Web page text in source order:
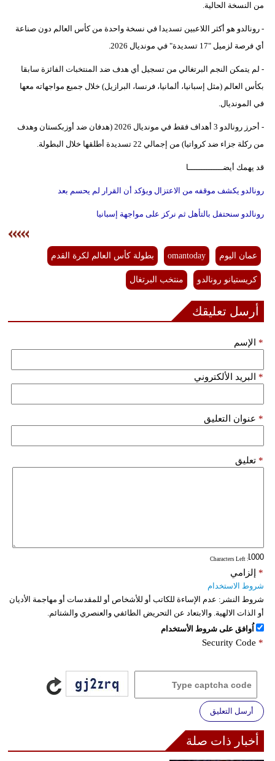
من النسخة الحالية.
- رونالدو هو أكثر اللاعبين تسديدا في نسخة واحدة من كأس العالم دون صناعة
أي فرصة لزميل "17 تسديدة" في مونديال 2026.
- لم يتمكن النجم البرتغالي من تسجيل أي هدف ضد المنتخبات الفائزة سابقا
بكأس العالم (مثل إسبانيا، ألمانيا، فرنسا، البرازيل) خلال جميع مواجهاته معها
في المونديال.
- أحرز رونالدو 3 أهداف فقط في مونديال 2026 (هدفان ضد أوزبكستان وهدف
من ركلة جزاء ضد كرواتيا) من إجمالي 22 تسديدة أطلقها خلال البطولة.
قد يهمك أيضــــــــــــــا
رونالدو يكشف موقفه من الاعتزال ويؤكد أن القرار لم يحسم بعد
رونالدو سنحتفل بالتأهل ثم نركز على مواجهة إسبانيا
عمان اليوم omantoday بطولة كأس العالم لكرة القدم
كريستيانو رونالدو منتخب البرتغال
أرسل تعليقك
الإسم *
البريد الألكتروني *
عنوان التعليق *
تعليق *
: Characters Left
إلزامي *
شروط الاستخدام
شروط النشر: عدم الإساءة للكاتب أو للأشخاص أو للمقدسات أو مهاجمة الأديان
أو الذات الالهية. والابتعاد عن التحريض الطائفي والعنصري والشتائم.
اُوافق على شروط الأستخدام
Security Code *
أرسل التعليق
أخبار ذات صلة